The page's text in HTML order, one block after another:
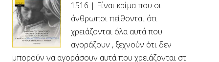
1516 | Είναι κρίμα που οι
άνθρωποι πείθονται ότι
χρειάζονται όλα αυτά που
αγοράζουν , ξεχνούν ότι δεν
μπορούν να αγοράσουν αυτά που χρειάζονται στ'